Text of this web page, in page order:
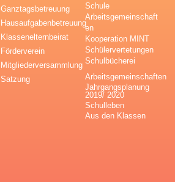
Ganztagsbetreuung
Hausaufgabenbetreuung
Klassenelternbeirat
Förderverein
Mitgliederversammlung
Satzung
Schule
Arbeitsgemeinschaft
en
Kooperation MINT
Schülervertetungen
Schulbücherei
Arbeitsgemeinschaften
Jahrgangsplanung
2019/ 2020
Schulleben
Aus den Klassen